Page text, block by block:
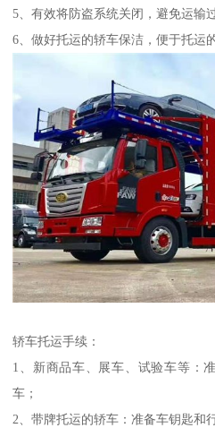
5、有效将防盗系统关闭，避免运输
6、做好托运的轿车保洁，便于托运
轿车托运手续：
1、新商品车、展车、试验车等：
车；
2、带牌托运的轿车：准备车钥匙和